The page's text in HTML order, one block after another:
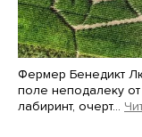
Фермер Бенедикт
поле неподалеку
лабиринт, очерт…